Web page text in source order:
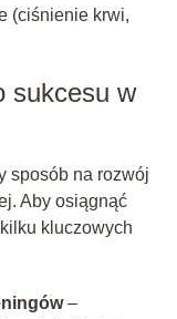
(ciśnienie krwi,
sukcesu w
sposób na rozwój
Aby osiągnąć
kluczowych
–